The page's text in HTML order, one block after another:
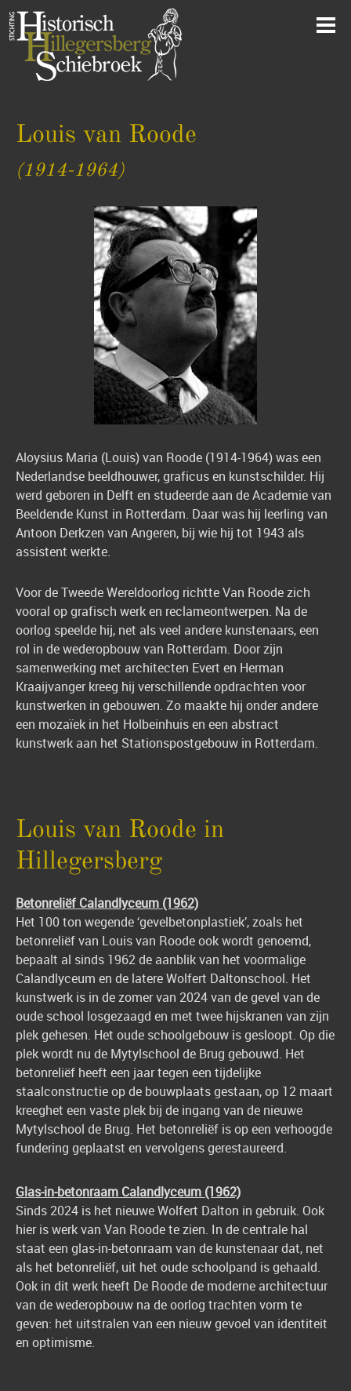
Louis van Roode
(1914-1964)
Aloysius Maria (Louis) van Roode (1914-1964) was een
Nederlandse beeldhouwer, graficus en kunstschilder. Hij
werd geboren in Delft en studeerde aan de Academie van
Beeldende Kunst in Rotterdam. Daar was hij leerling van
Antoon Derkzen van Angeren, bij wie hij tot 1943 als
assistent werkte.
Voor de Tweede Wereldoorlog richtte Van Roode zich
vooral op grafisch werk en reclameontwerpen. Na de
oorlog speelde hij, net als veel andere kunstenaars, een
rol in de wederopbouw van Rotterdam. Door zijn
samenwerking met architecten Evert en Herman
Kraaijvanger kreeg hij verschillende opdrachten voor
kunstwerken in gebouwen. Zo maakte hij onder andere
een mozaïek in het Holbeinhuis en een abstract
kunstwerk aan het Stationspostgebouw in Rotterdam.
Louis van Roode in
Hillegersberg
Betonreliëf Calandlyceum (1962)
Het 100 ton wegende ‘gevelbetonplastiek’, zoals het
betonreliëf van Louis van Roode ook wordt genoemd,
bepaalt al sinds 1962 de aanblik van het voormalige
Calandlyceum en de latere Wolfert Daltonschool. Het
kunstwerk is in de zomer van 2024 van de gevel van de
oude school losgezaagd en met twee hijskranen van zijn
plek gehesen. Het oude schoolgebouw is gesloopt. Op die
plek wordt nu de Mytylschool de Brug gebouwd. Het
betonreliëf heeft een jaar tegen een tijdelijke
staalconstructie op de bouwplaats gestaan, op 12 maart
kreeghet een vaste plek bij de ingang van de nieuwe
Mytylschool de Brug. Het betonreliëf is op een verhoogde
fundering geplaatst en vervolgens gerestaureerd.
Glas-in-betonraam Calandlyceum (1962)
Sinds 2024 is het nieuwe Wolfert Dalton in gebruik. Ook
hier is werk van Van Roode te zien. In de centrale hal
staat een glas-in-betonraam van de kunstenaar dat, net
als het betonreliëf, uit het oude schoolpand is gehaald.
Ook in dit werk heeft De Roode de moderne architectuur
van de wederopbouw na de oorlog trachten vorm te
geven: het uitstralen van een nieuw gevoel van identiteit
en optimisme.